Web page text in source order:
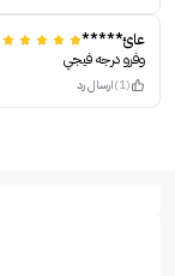
عائ*****
وفرو درجه فيجي
(1) ارسال رد